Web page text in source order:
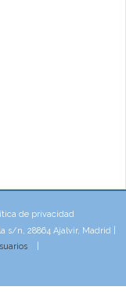
de privacidad
n, 28864 Ajalvir, Madrid |
|